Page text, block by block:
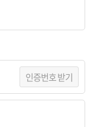
인증번호 받기